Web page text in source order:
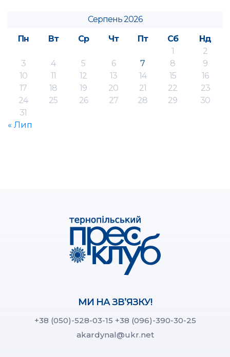
Серпень 2026
Пн
Вт Ср Чт Пт Сб
Нд
1
2
3
4 5 6 7 8
9
10
11 12 13 14 15
16
17
18 19 20 21 22
23
24
25 26 27 28 29
30
31
« Лип
МИ НА ЗВ’ЯЗКУ!
+38 (050)-528-03-15 +38 (096)-390-30-25
akardynal@ukr.net